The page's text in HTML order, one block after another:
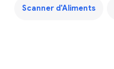
Scanner d'Aliments